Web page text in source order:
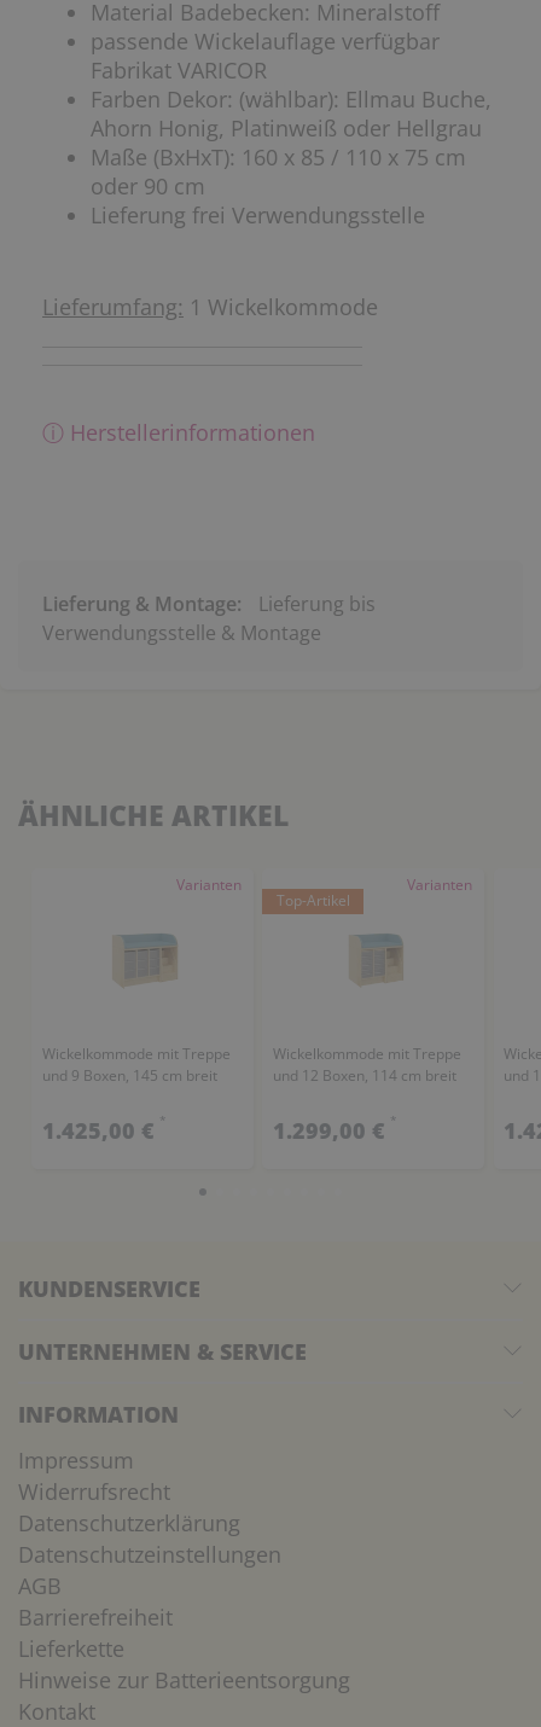
Material Badebecken: Mineralstoff
passende Wickelauflage verfügbar
Fabrikat VARICOR
Farben Dekor: (wählbar): Ellmau Buche,
Ahorn Honig, Platinweiß oder Hellgrau
Maße (BxHxT): 160 x 85 / 110 x 75 cm
oder 90 cm
Lieferung frei Verwendungsstelle
Lieferumfang: 1 Wickelkommode
ⓘ Herstellerinformationen
Lieferung & Montage:
Lieferung bis
Verwendungsstelle & Montage
ÄHNLICHE ARTIKEL
Varianten
Wickelkommode mit Treppe
und 9 Boxen, 145 cm breit
1.425,00 € *
Varianten
Top-Artikel
Wickelkommode mit Treppe
und 12 Boxen, 114 cm breit
1.299,00 € *
und
KUNDENSERVICE
UNTERNEHMEN & SERVICE
INFORMATION
Impressum
Widerrufsrecht
Datenschutzerklärung
Datenschutzeinstellungen
AGB
Barrierefreiheit
Lieferkette
Hinweise zur Batterieentsorgung
Kontakt